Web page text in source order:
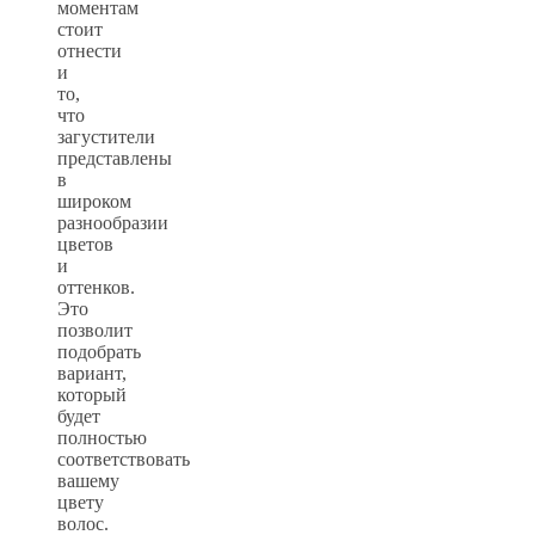
моментам
стоит
отнести
и
то,
что
загустители
представлены
в
широком
разнообразии
цветов
и
оттенков.
Это
позволит
подобрать
вариант,
который
будет
полностью
соответствовать
вашему
цвету
волос.